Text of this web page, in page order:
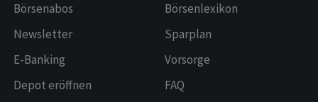
Börsenabos
Newsletter
E-Banking
Depot eröffnen
Börsenlexikon
Sparplan
Vorsorge
FAQ